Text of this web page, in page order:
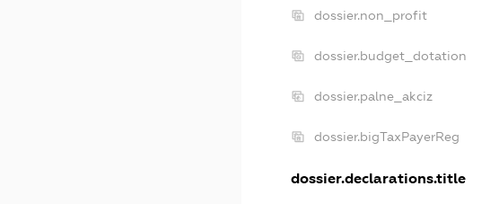
dossier.non_profit
dossier.budget_dotation
dossier.palne_akciz
dossier.bigTaxPayerReg
dossier.declarations.title